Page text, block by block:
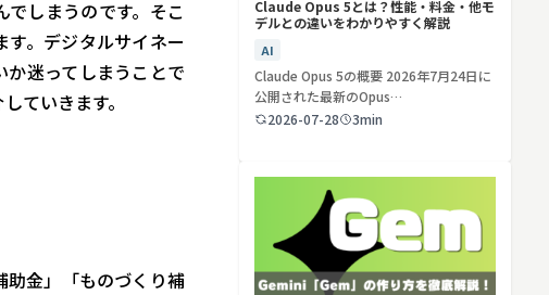
しまうのです。そこ
。デジタルサイネー
迷ってしまうことで
ていきます。
助金」「ものづくり補
Claude Opus 5とは？性能・料金・他モ
デルとの違いをわかりやすく解説
AI
Claude Opus 5の概要 2026年7月24日に
公開された最新のOpus…
2026-07-28
3min